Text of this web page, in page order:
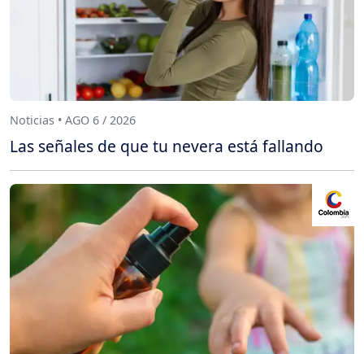
Noticias • AGO 6 / 2026
Las señales de que tu nevera está fallando